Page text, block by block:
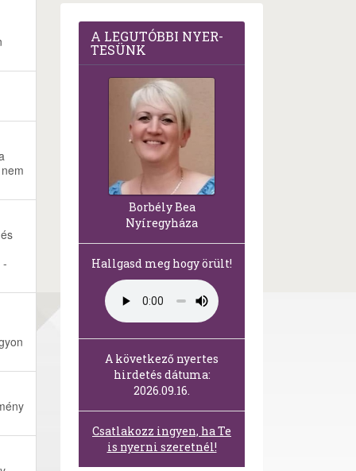
-
A LEG­U­TÓB­BI NYER­
TE­SÜNK
Borbély Bea
Nyíregyháza
Hallgasd meg hogy örült!
A következő nyertes
hirdetés dátuma:
2026.09.16.
Csatlakozz ingyen, ha Te
is nyerni szeretnél!